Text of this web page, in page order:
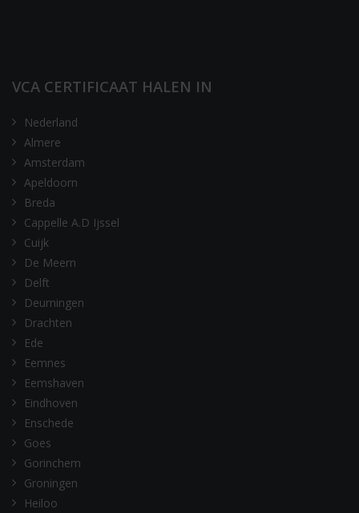
VCA CERTIFICAAT HALEN IN
Nederland
Almere
Amsterdam
Apeldoorn
Breda
Cappelle A.D Ijssel
Cuijk
De Meern
Delft
Deurningen
Drachten
Ede
Eemnes
Eemshaven
Eindhoven
Enschede
Goes
Gorinchem
Groningen
Heiloo